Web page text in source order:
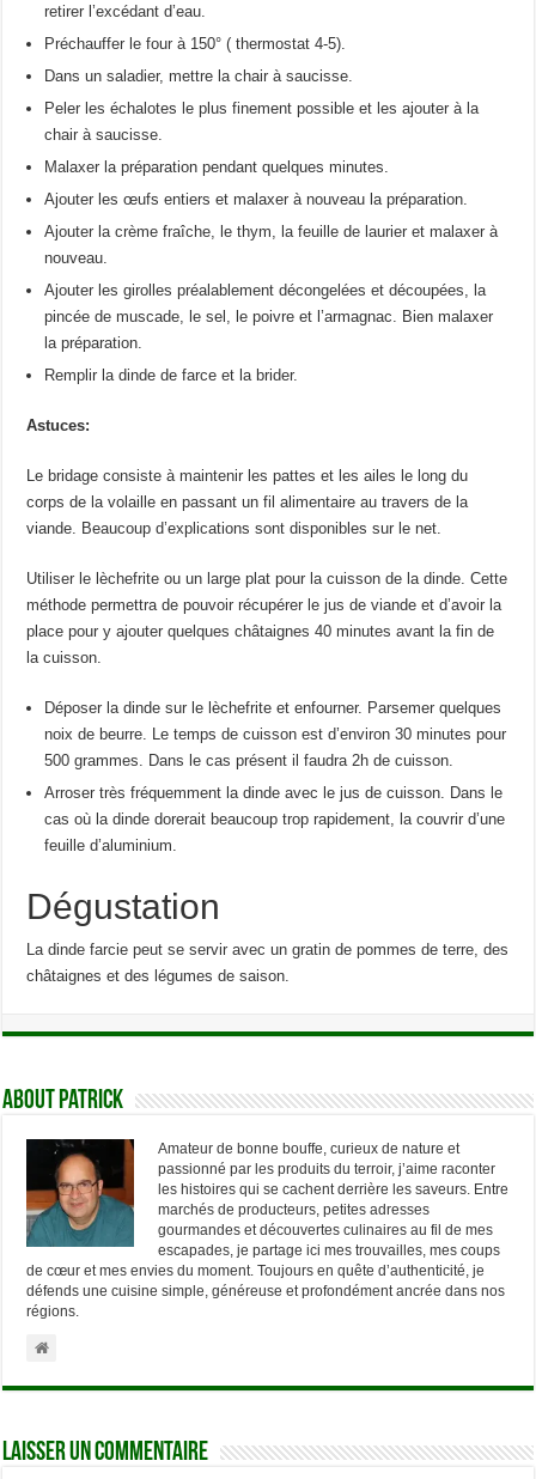
retirer l’excédant d’eau.
Préchauffer le four à 150° ( thermostat 4-5).
Dans un saladier, mettre la chair à saucisse.
Peler les échalotes le plus finement possible et les ajouter à la
chair à saucisse.
Malaxer la préparation pendant quelques minutes.
Ajouter les œufs entiers et malaxer à nouveau la préparation.
Ajouter la crème fraîche, le thym, la feuille de laurier et malaxer à
nouveau.
Ajouter les girolles préalablement décongelées et découpées, la
pincée de muscade, le sel, le poivre et l’armagnac. Bien malaxer
la préparation.
Remplir la dinde de farce et la brider.
Astuces:
Le bridage consiste à maintenir les pattes et les ailes le long du
corps de la volaille en passant un fil alimentaire au travers de la
viande. Beaucoup d’explications sont disponibles sur le net.
Utiliser le lèchefrite ou un large plat pour la cuisson de la dinde. Cette
méthode permettra de pouvoir récupérer le jus de viande et d’avoir la
place pour y ajouter quelques châtaignes 40 minutes avant la fin de
la cuisson.
Déposer la dinde sur le lèchefrite et enfourner. Parsemer quelques
noix de beurre. Le temps de cuisson est d’environ 30 minutes pour
500 grammes. Dans le cas présent il faudra 2h de cuisson.
Arroser très fréquemment la dinde avec le jus de cuisson. Dans le
cas où la dinde dorerait beaucoup trop rapidement, la couvrir d’une
feuille d’aluminium.
Dégustation
La dinde farcie peut se servir avec un gratin de pommes de terre, des
châtaignes et des légumes de saison.
About Patrick
Amateur de bonne bouffe, curieux de nature et
passionné par les produits du terroir, j’aime raconter
les histoires qui se cachent derrière les saveurs. Entre
marchés de producteurs, petites adresses
gourmandes et découvertes culinaires au fil de mes
escapades, je partage ici mes trouvailles, mes coups
de cœur et mes envies du moment. Toujours en quête d’authenticité, je
défends une cuisine simple, généreuse et profondément ancrée dans nos
régions.
Laisser un commentaire